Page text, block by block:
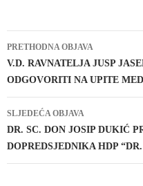
Navigacija
objava
PRETHODNA OBJAVA
V.D. RAVNATELJA JUSP
ODGOVORITI NA UPITE
SLJEDEĆA OBJAVA
DR. SC. DON JOSIP DUKIĆ
DOPREDSJEDNIKA HDP